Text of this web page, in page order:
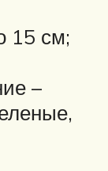
15 см;
–